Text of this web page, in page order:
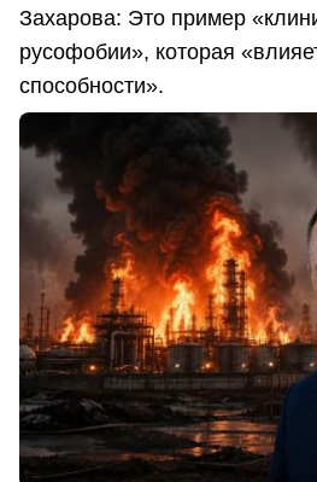
Захарова: Это пример
русофобии», которая
способности».